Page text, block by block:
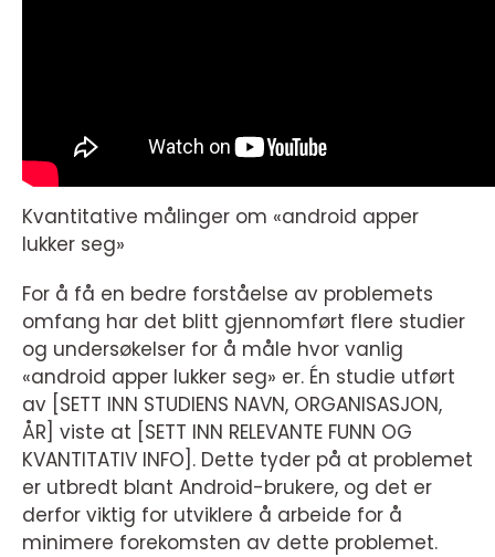
Kvantitative målinger om «android apper
lukker seg»
For å få en bedre forståelse av problemets
omfang har det blitt gjennomført flere studier
og undersøkelser for å måle hvor vanlig
«android apper lukker seg» er. Én studie utført
av [SETT INN STUDIENS NAVN, ORGANISASJON,
ÅR] viste at [SETT INN RELEVANTE FUNN OG
KVANTITATIV INFO]. Dette tyder på at problemet
er utbredt blant Android-brukere, og det er
derfor viktig for utviklere å arbeide for å
minimere forekomsten av dette problemet.